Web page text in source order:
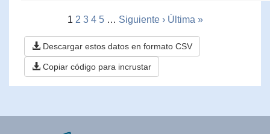
1 2 3 4 5 … Siguiente › Última »
Descargar estos datos en formato CSV
Copiar código para incrustar